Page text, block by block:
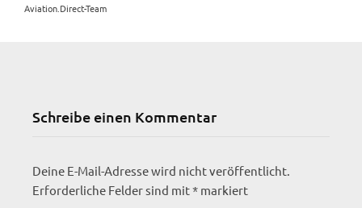
Aviation.Direct-Team
Schreibe einen Kommentar
Deine E-Mail-Adresse wird nicht veröffentlicht.
Erforderliche Felder sind mit* markiert